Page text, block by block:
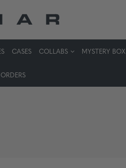
CASES COLLABS MYSTERY BOX